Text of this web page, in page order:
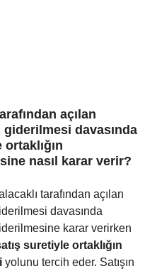
açılan
giderilmesi davasında
nasıl karar verir?
tarafından açılan
davasında
karar verirken
suretiyle ortaklığın
yolunu tercih eder. Satışın